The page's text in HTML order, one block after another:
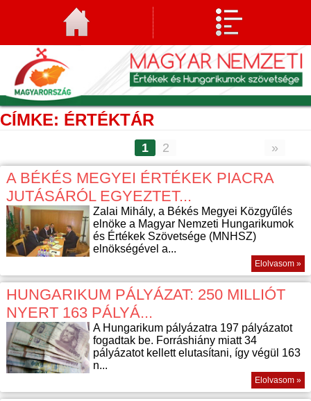
CÍMKE: ÉRTÉKTÁR
1 2 »
A BÉKÉS MEGYEI ÉRTÉKEK PIACRA
JUTÁSÁRÓL EGYEZTET...
Zalai Mihály, a Békés Megyei Közgyűlés
elnöke a Magyar Nemzeti Hungarikumok
és Értékek Szövetsége (MNHSZ)
elnökségével a...
Elolvasom »
HUNGARIKUM PÁLYÁZAT: 250 MILLIÓT
NYERT 163 PÁLYÁ...
A Hungarikum pályázatra 197 pályázatot
fogadtak be. Forráshiány miatt 34
pályázatot kellett elutasítani, így végül 163
n...
Elolvasom »